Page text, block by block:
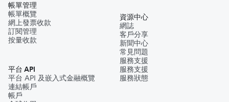
帳單管理
帳單概覽
網上發票收款
訂閱管理
按量收款
平台 API
平台 API 及嵌入式金融概覽
連結帳戶
帳戶
資源中心
網誌
客戶分享
新聞中心
常見問題
服務支援
服務支援
服務狀態